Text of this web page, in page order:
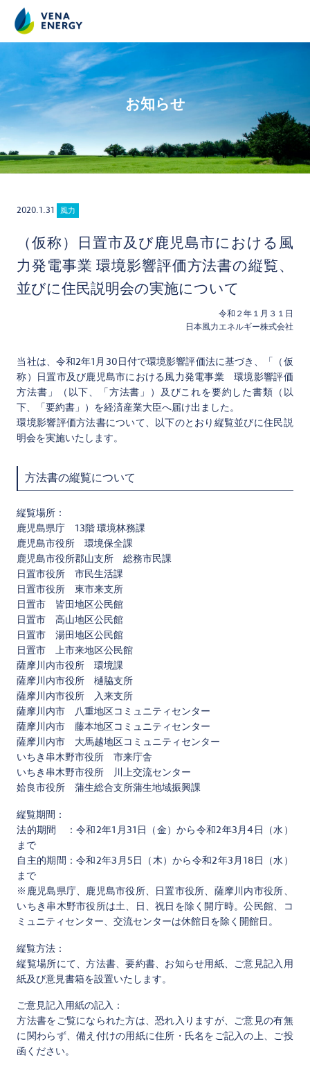
お知らせ
2020.1.31 風力
（仮称）日置市及び鹿児島市における風
力発電事業 環境影響評価方法書の縦覧、
並びに住民説明会の実施について
令和２年１月３１日
日本風力エネルギー株式会社
当社は、令和2年1月30日付で環境影響評価法に基づき、「（仮
称）日置市及び鹿児島市における風力発電事業 環境影響評価
方法書」（以下、「方法書」）及びこれを要約した書類（以
下、「要約書」）を経済産業大臣へ届け出ました。
環境影響評価方法書について、以下のとおり縦覧並びに住民説
明会を実施いたします。
方法書の縦覧について
縦覧場所：
鹿児島県庁 13階 環境林務課
鹿児島市役所 環境保全課
鹿児島市役所郡山支所 総務市民課
日置市役所 市民生活課
日置市役所 東市来支所
日置市 皆田地区公民館
日置市 高山地区公民館
日置市 湯田地区公民館
日置市 上市来地区公民館
薩摩川内市役所 環境課
薩摩川内市役所 樋脇支所
薩摩川内市役所 入来支所
薩摩川内市 八重地区コミュニティセンター
薩摩川内市 藤本地区コミュニティセンター
薩摩川内市 大馬越地区コミュニティセンター
いちき串木野市役所 市来庁舎
いちき串木野市役所 川上交流センター
姶良市役所 蒲生総合支所蒲生地域振興課
縦覧期間：
法的期間 ：令和2年1月31日（金）から令和2年3月4日（水）
まで
自主的期間：令和2年3月5日（木）から令和2年3月18日（水）
まで
※鹿児島県庁、鹿児島市役所、日置市役所、薩摩川内市役所、
いちき串木野市役所は土、日、祝日を除く開庁時。公民館、コ
ミュニティセンター、交流センターは休館日を除く開館日。
縦覧方法：
縦覧場所にて、方法書、要約書、お知らせ用紙、ご意見記入用
紙及び意見書箱を設置いたします。
ご意見記入用紙の記入：
方法書をご覧になられた方は、恐れ入りますが、ご意見の有無
に関わらず、備え付けの用紙に住所・氏名をご記入の上、ご投
函ください。